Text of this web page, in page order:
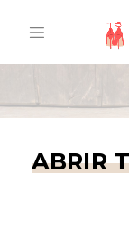
ABRIR